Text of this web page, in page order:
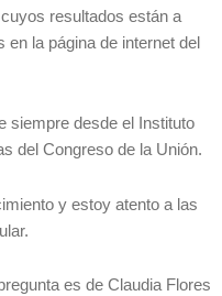
resultados están a
la página de internet del
siempre desde el Instituto
del Congreso de la Unión.
y estoy atento a las
es de Claudia Flores